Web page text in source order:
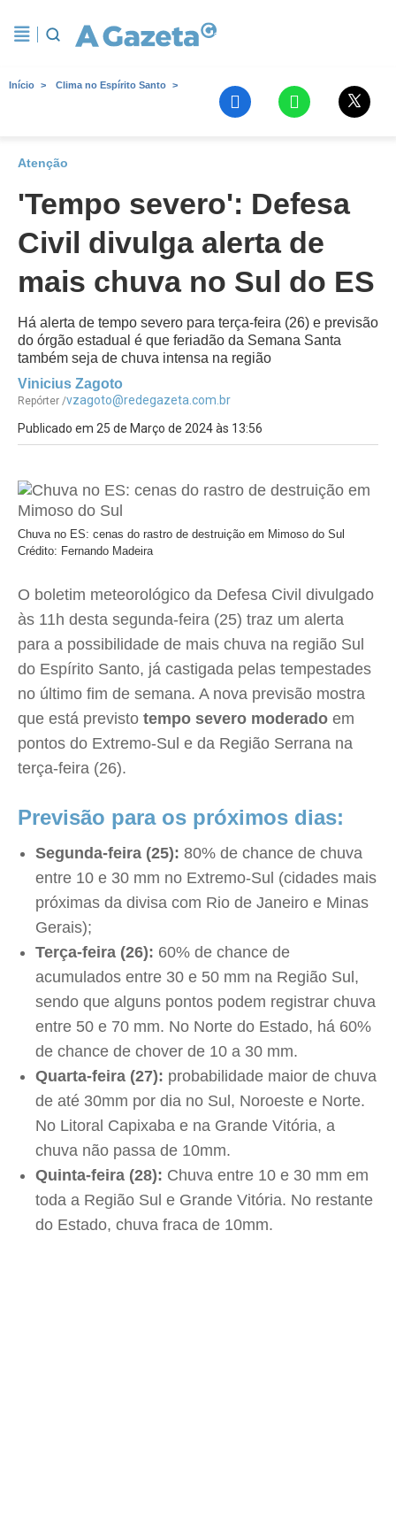
Início Clima no Espírito Santo
Atenção
'Tempo severo': Defesa
Civil divulga alerta de
mais chuva no Sul do ES
Há alerta de tempo severo para terça-feira (26) e previsão
do órgão estadual é que feriadão da Semana Santa
também seja de chuva intensa na região
Vinicius Zagoto
Repórter /vzagoto@redegazeta.com.br
Publicado em 25 de Março de 2024 às 13:56
Chuva no ES: cenas do rastro de destruição em Mimoso do Sul
Crédito: Fernando Madeira
O boletim meteorológico da Defesa Civil divulgado
às 11h desta segunda-feira (25) traz um alerta
para a possibilidade de mais chuva na região Sul
do Espírito Santo, já castigada pelas tempestades
no último fim de semana. A nova previsão mostra
que está previsto tempo severo moderado em
pontos do Extremo-Sul e da Região Serrana na
terça-feira (26).
Previsão para os próximos dias:
Segunda-feira (25): 80% de chance de chuva
entre 10 e 30 mm no Extremo-Sul (cidades mais
próximas da divisa com Rio de Janeiro e Minas
Gerais);
Terça-feira (26): 60% de chance de
acumulados entre 30 e 50 mm na Região Sul,
sendo que alguns pontos podem registrar chuva
entre 50 e 70 mm. No Norte do Estado, há 60%
de chance de chover de 10 a 30 mm.
Quarta-feira (27): probabilidade maior de chuva
de até 30mm por dia no Sul, Noroeste e Norte.
No Litoral Capixaba e na Grande Vitória, a
chuva não passa de 10mm.
Quinta-feira (28): Chuva entre 10 e 30 mm em
toda a Região Sul e Grande Vitória. No restante
do Estado, chuva fraca de 10mm.